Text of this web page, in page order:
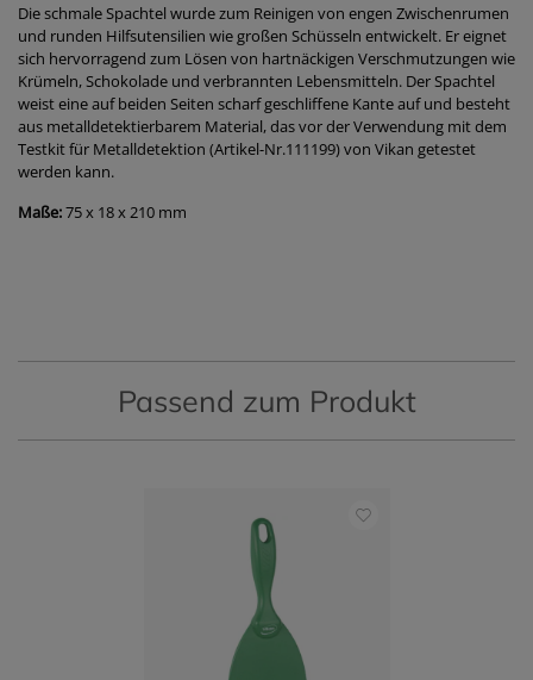
Die schmale Spachtel wurde zum Reinigen von engen Zwischenrumen
und runden Hilfsutensilien wie großen Schüsseln entwickelt. Er eignet
sich hervorragend zum Lösen von hartnäckigen Verschmutzungen wie
Krümeln, Schokolade und verbrannten Lebensmitteln. Der Spachtel
weist eine auf beiden Seiten scharf geschliffene Kante auf und besteht
aus metalldetektierbarem Material, das vor der Verwendung mit dem
Testkit für Metalldetektion (Artikel-Nr.111199) von Vikan getestet
werden kann.
Maße:75 x 18 x 210 mm
Passend zum Produkt